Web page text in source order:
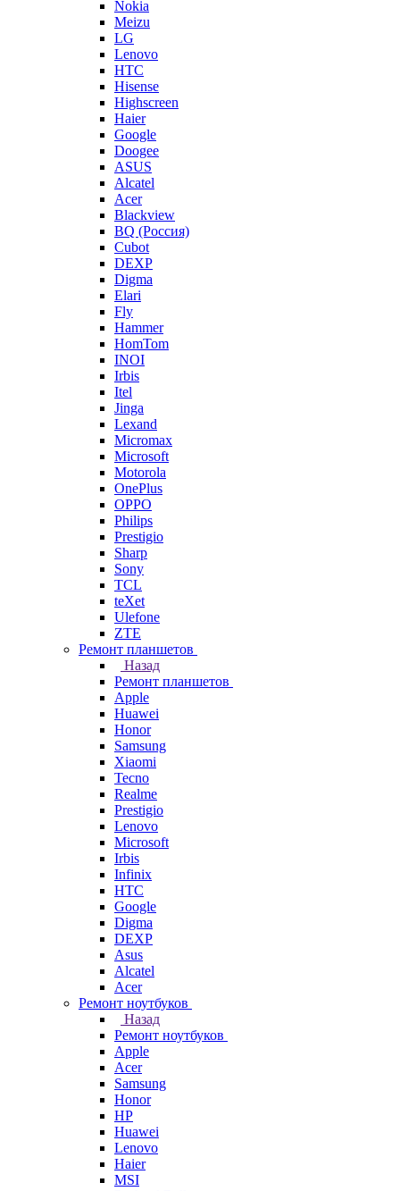
Nokia
Meizu
LG
Lenovo
HTC
Hisense
Highscreen
Haier
Google
Doogee
ASUS
Alcatel
Acer
Blackview
BQ (Россия)
Cubot
DEXP
Digma
Elari
Fly
Hammer
HomTom
INOI
Irbis
Itel
Jinga
Lexand
Micromax
Microsoft
Motorola
OnePlus
OPPO
Philips
Prestigio
Sharp
Sony
TCL
teXet
Ulefone
ZTE
Ремонт планшетов
Назад
Ремонт планшетов
Apple
Huawei
Honor
Samsung
Xiaomi
Tecno
Realme
Prestigio
Lenovo
Microsoft
Irbis
Infinix
HTC
Google
Digma
DEXP
Asus
Alcatel
Acer
Ремонт ноутбуков
Назад
Ремонт ноутбуков
Apple
Acer
Samsung
Honor
HP
Huawei
Lenovo
Haier
MSI